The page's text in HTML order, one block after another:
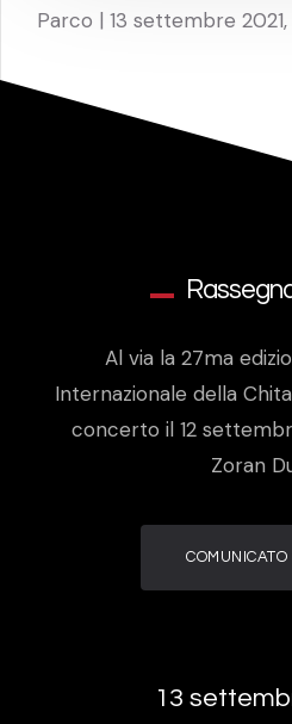
Parco | 13 settembre
Al via la 27ma
Internazionale della
concerto il 12
Zoran
13